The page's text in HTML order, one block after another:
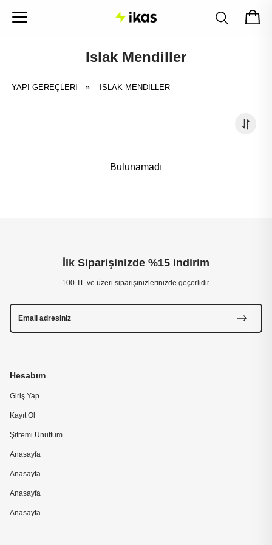
Islak Mendiller
YAPI GEREÇLERİ » ISLAK MENDILLER
Bulunamadı
Hesabım
Giriş Yap
Kayıt Ol
Şifremi Unuttum
Anasayfa
Anasayfa
Anasayfa
Anasayfa
İlk Siparişinizde %15 indirim
100 TL ve üzeri siparişinizlerinizde geçerlidir.